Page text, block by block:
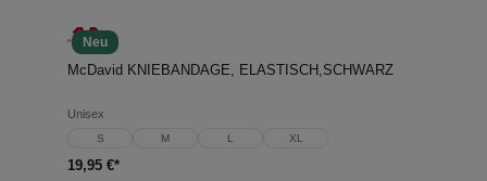
Neu
McDavid KNIEBANDAGE, ELASTISCH,SCHWARZ
Unisex
S M L XL
19,95 €*